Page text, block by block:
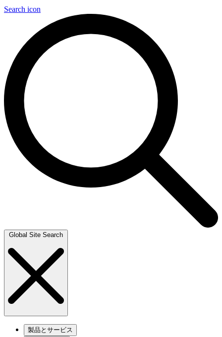
Search icon
Global Site Search
製品とサービス